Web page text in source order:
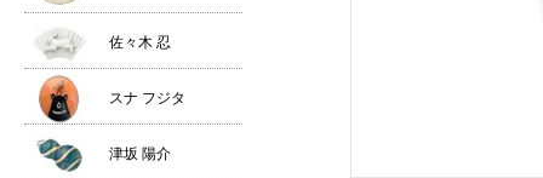
佐々木 忍
スナ フジタ
津坂 陽介